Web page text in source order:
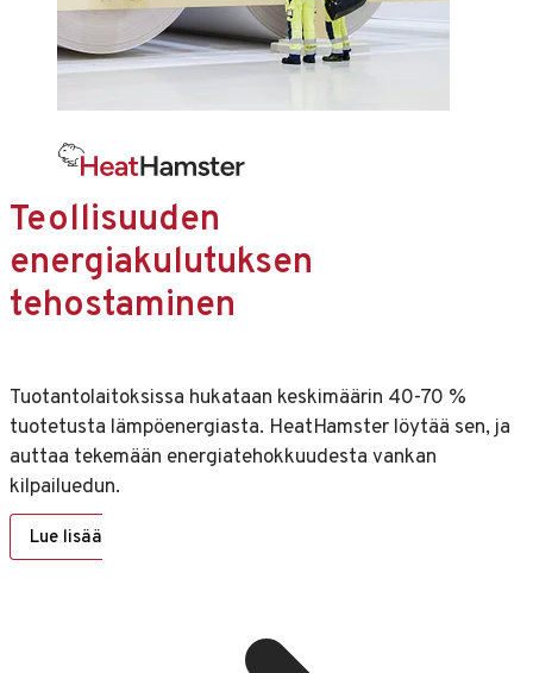
Teollisuuden
energiakulutuksen
tehostaminen
Tuotantolaitoksissa hukataan keskimäärin 40-70 %
tuotetusta lämpöenergiasta. HeatHamster löytää sen, ja
auttaa tekemään energiatehokkuudesta vankan
kilpailuedun.
Lue lisää